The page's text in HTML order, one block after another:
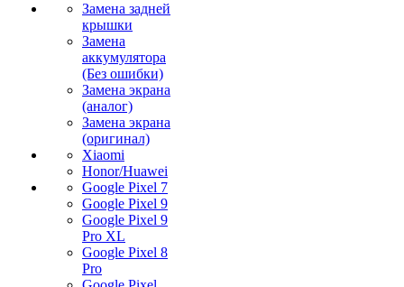
Замена задней
крышки
Замена
аккумулятора
(Без ошибки)
Замена экрана
(аналог)
Замена экрана
(оригинал)
Xiaomi
Honor/Huawei
Google Pixel 7
Google Pixel 9
Google Pixel 9
Pro XL
Google Pixel 8
Pro